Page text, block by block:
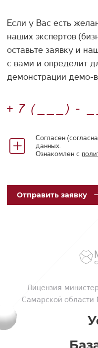
Если у Вас есть
наших экспертов
оставьте заявку и
с вами и определит
демонстрации демо-
Номер телефона
Согласен
данных.
Ознакомлен с
Отправить заявку
Лицензия
Самарской области